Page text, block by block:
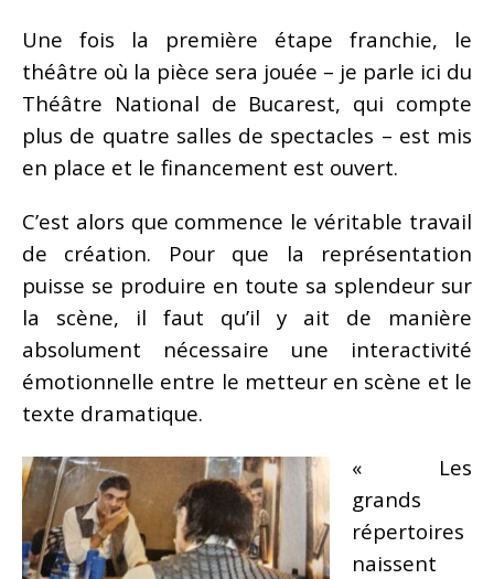
Une fois la première étape franchie, le
théâtre où la pièce sera jouée – je parle ici du
Théâtre National de Bucarest, qui compte
plus de quatre salles de spectacles – est mis
en place et le financement est ouvert.
C’est alors que commence le véritable travail
de création. Pour que la représentation
puisse se produire en toute sa splendeur sur
la scène, il faut qu’il y ait de manière
absolument nécessaire une interactivité
émotionnelle entre le metteur en scène et le
texte dramatique.
« Les
grands
répertoires
naissent